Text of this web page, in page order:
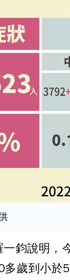
鈞說明，
歲到小於